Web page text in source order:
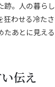
跡。人の暮ら
狂わせる冷た
たあとに見え
伝え